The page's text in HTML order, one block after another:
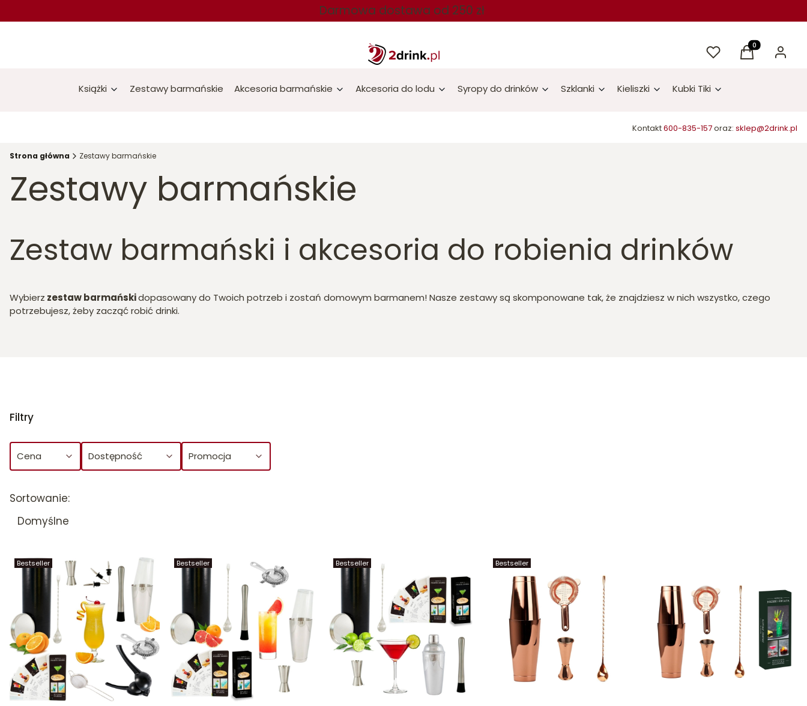
Darmowa dostawa od 250 zł
UlubioneProdukty w
Koszyk Zaloguj
Książki Zestawy barmańskie Akcesoria barmańskie Akcesoria do lodu Syropy do drinków Szklanki Kieliszki Kubki Tiki
Kontakt600-835-157oraz: sklep@2drink.pl
Strona główna Zestawy barmańskie
Zestawy barmańskie
Zestaw barmański i akcesoria do robienia drinków
Wybierz zestaw barmańskidopasowany do Twoich potrzeb i zostań domowym barmanem! Nasze zestawy są skomponowane tak, że znajdziesz w nich wszystko, czego
potrzebujesz, żeby zacząć robić drinki.
Filtry
Cena Dostępność Promocja
Lista produktów
Sortowanie:
Domyślne
Bestseller Bestseller Bestseller Bestseller